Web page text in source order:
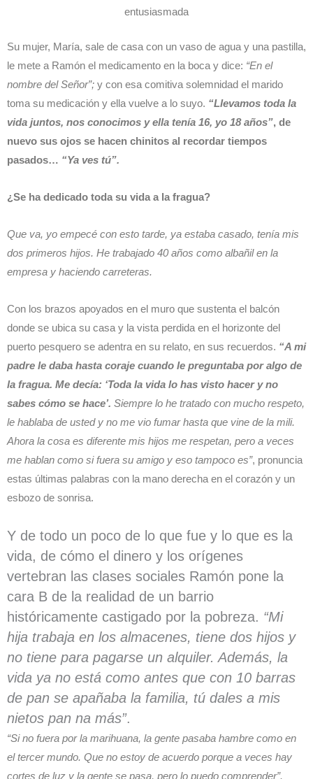
entusiasmada
Su mujer, María, sale de casa con un vaso de agua y una pastilla,
le mete a Ramón el medicamento en la boca y dice: “En el
nombre del Señor”; y con esa comitiva solemnidad el marido
toma su medicación y ella vuelve a lo suyo. “Llevamos toda la
vida juntos, nos conocimos y ella tenía 16, yo 18 años”, de
nuevo sus ojos se hacen chinitos al recordar tiempos
pasados… “Ya ves tú”.
¿Se ha dedicado toda su vida a la fragua?
Que va, yo empecé con esto tarde, ya estaba casado, tenía mis
dos primeros hijos. He trabajado 40 años como albañil en la
empresa y haciendo carreteras.
Con los brazos apoyados en el muro que sustenta el balcón
donde se ubica su casa y la vista perdida en el horizonte del
puerto pesquero se adentra en su relato, en sus recuerdos. “A mi
padre le daba hasta coraje cuando le preguntaba por algo de
la fragua. Me decía: ‘Toda la vida lo has visto hacer y no
sabes cómo se hace’. Siempre lo he tratado con mucho respeto,
le hablaba de usted y no me vio fumar hasta que vine de la mili.
Ahora la cosa es diferente mis hijos me respetan, pero a veces
me hablan como si fuera su amigo y eso tampoco es”, pronuncia
estas últimas palabras con la mano derecha en el corazón y un
esbozo de sonrisa.
Y de todo un poco de lo que fue y lo que es la
vida, de cómo el dinero y los orígenes
vertebran las clases sociales Ramón pone la
cara B de la realidad de un barrio
históricamente castigado por la pobreza. “Mi
hija trabaja en los almacenes, tiene dos hijos y
no tiene para pagarse un alquiler. Además, la
vida ya no está como antes que con 10 barras
de pan se apañaba la familia, tú dales a mis
nietos pan na más”.
“Si no fuera por la marihuana, la gente pasaba hambre como en
el tercer mundo. Que no estoy de acuerdo porque a veces hay
cortes de luz y la gente se pasa, pero lo puedo comprender”.